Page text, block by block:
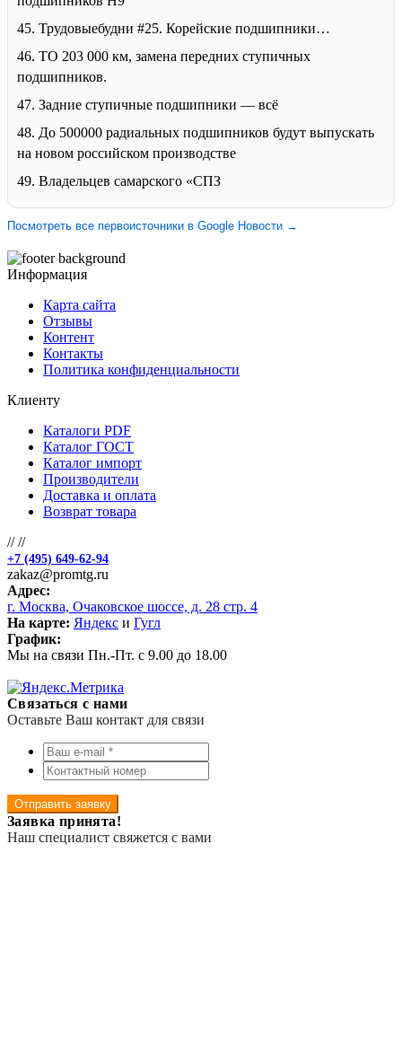
45. Трудовыебудни #25. Корейские подшипники…
46. ТО 203 000 км, замена передних ступичных
подшипников.
47. Задние ступичные подшипники — всё
48. До 500000 радиальных подшипников будут выпускать
на новом российском производстве
49. Владельцев самарского «СПЗ
Посмотреть все первоисточники в Google Новости →
Информация
Карта сайта
Отзывы
Контент
Контакты
Политика конфиденциальности
Клиенту
Каталоги PDF
Каталог ГОСТ
Каталог импорт
Производители
Доставка и оплата
Возврат товара
////
+7 (495) 649-62-94
zakaz@promtg.ru
Адрес:
г. Москва, Очаковское шоссе, д. 28 стр. 4
На карте: Яндекс и Гугл
График:
Мы на связи Пн.-Пт. с 9.00 до 18.00
Связаться с нами
Оставьте Ваш контакт для связи
Отправить заявку
Заявка принята!
Наш специалист свяжется с вами